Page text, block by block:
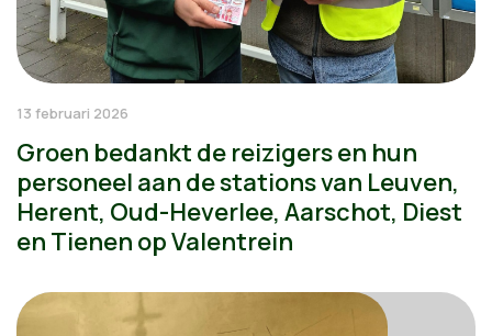
13 februari 2026
Groen bedankt de reizigers en hun
personeel aan de stations van Leuven,
Herent, Oud-Heverlee, Aarschot, Diest
en Tienen op Valentrein